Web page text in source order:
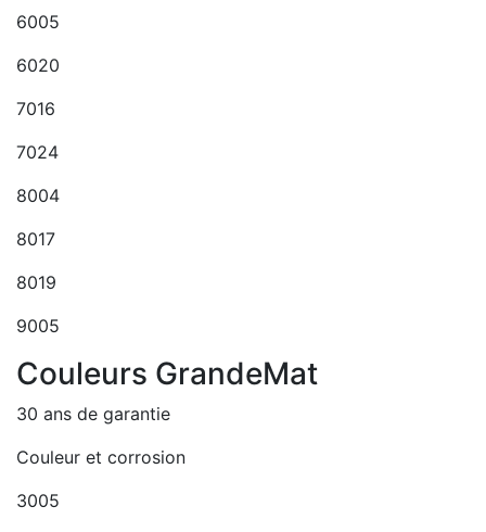
6005
6020
7016
7024
8004
8017
8019
9005
Couleurs GrandeMat
30 ans de garantie
Couleur et corrosion
3005